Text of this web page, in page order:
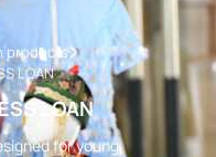
products
LOAN
LOAN
for young